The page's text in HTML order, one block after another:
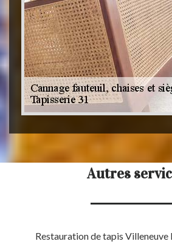
Autres
Restauration de tapis Villeneuve